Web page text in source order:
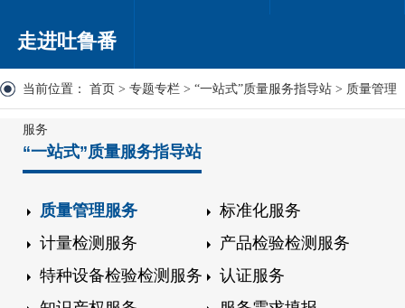
走进吐鲁番
当前位置： 首页 > 专题专栏 > “一站式”质量服务指导站 > 质量管理
服务
“一站式”质量服务指导站
质量管理服务
标准化服务
计量检测服务
产品检验检测服务
特种设备检验检测服务
认证服务